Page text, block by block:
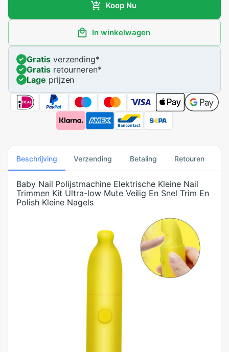
Koop Nu
In winkelwagen
Gratisverzending*
Gratisretourneren*
Lage prijzen
Beschrijving Verzending Betaling Retouren
Baby Nail Polijstmachine Elektrische Kleine Nail
Trimmen Kit Ultra-low Mute Veilig En Snel Trim En
Polish Kleine Nagels